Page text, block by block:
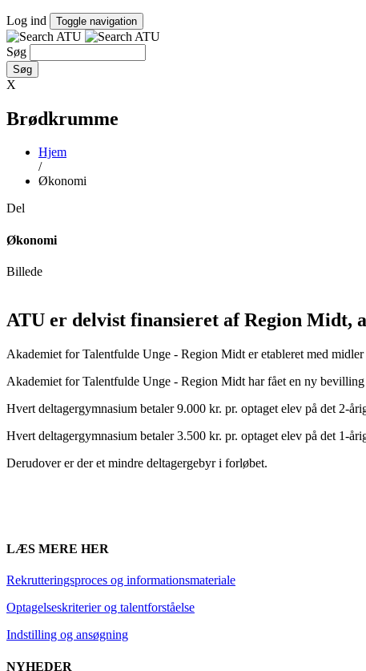
Log ind Toggle navigation
Søg
X
Brødkrumme
Hjem
/
Økonomi
Del
Økonomi
Billede
ATU er delvist finansieret af Region Midt,
Akademiet for Talentfulde Unge - Region Midt er etableret med
Akademiet for Talentfulde Unge - Region Midt har fået en ny
Hvert deltagergymnasium betaler 9.000 kr. pr. optaget elev på det 2-
Hvert deltagergymnasium betaler 3.500 kr. pr. optaget elev på det 1-
Derudover er der et mindre deltagergebyr i forløbet.
LÆS MERE HER
Rekrutteringsproces og informationsmateriale
Optagelseskriterier og talentforståelse
Indstilling og ansøgning
NYHEDER